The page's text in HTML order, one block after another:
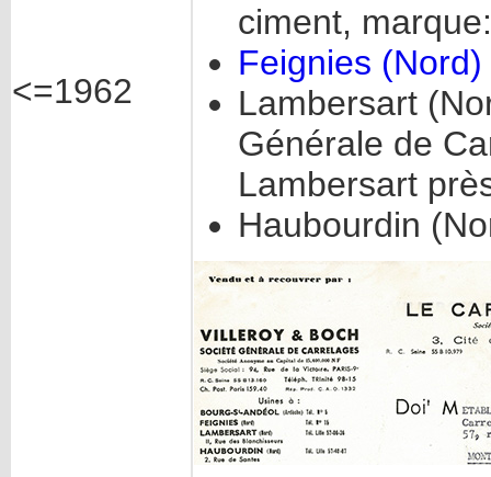
<=1962
ciment,
Feignies (Nord)
Lambersart
Générale de
Lambersart
Haubourdin